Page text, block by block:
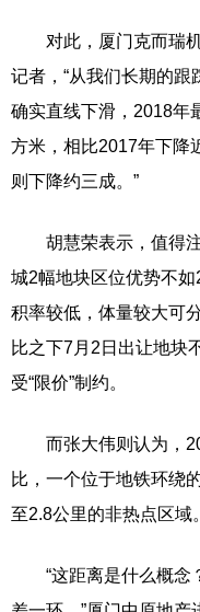
对此，厦门克而瑞机
记者，“从我们长期的
确实直线下滑，2018年
方米，相比2017年下降
则下降约三成。”
胡慧荣表示，值得注
城2幅地块区位优势不
积率较低，体量较大可
比之下7月2日出让地块
受“限价”制约。
而张大伟则认为，
比，一个位于地铁环绕
至2.8公里的非热点区域。
“这距离是什么概念？